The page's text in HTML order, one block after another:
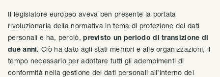
Il legislatore europeo aveva ben presente la portata
rivoluzionaria della normativa in tema di protezione dei dati
personali e ha, perciò,previsto un periodo di transizione di
due anni. Ciò ha dato agli stati membri e alle organizzazioni, il
tempo necessario per adottare tutti gli adempimenti di
conformità nella gestione dei dati personali all’interno dei